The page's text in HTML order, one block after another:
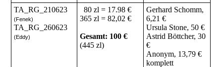
TA_RG_210623
(Fenek)
TA_RG_260623
(Eddy)
80 zl = 17.98 €
365 zl = 82,02 €
Gesamt: 100 €
(445 zl)
Gerhard Schomm,
6,21 €
Ursula Stone, 50 €
Astrid Böttcher, 30
€
Anonym, 13,79 €
komplett